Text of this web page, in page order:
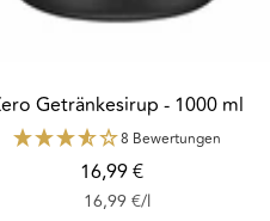
Getränkesirup - 1000 ml
8 Bewertungen
Angebotspreis
16,99 €
16,99 €/l